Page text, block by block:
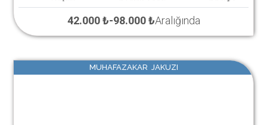
42.000 ₺-98.000 ₺Aralığında
MUHAFAZAKAR JAKUZI